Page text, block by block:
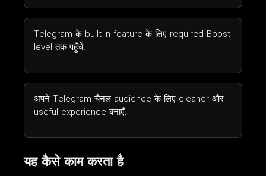
Telegram के built-in feature के लिए required Boost
level तक पहुँचें.
अपने Telegram चैनल audience के लिए cleaner और
useful experience बनाएँ.
यह कैसे काम करता है